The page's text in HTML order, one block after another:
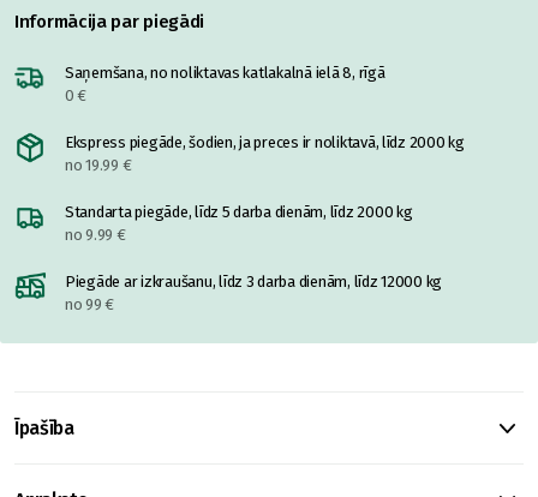
Informācija par piegādi
Saņemšana, no noliktavas katlakalnā ielā 8, rīgā
0 €
Ekspress piegāde, šodien, ja preces ir noliktavā, līdz 2000 kg
no 19.99 €
Standarta piegāde, līdz 5 darba dienām, līdz 2000 kg
no 9.99 €
Piegāde ar izkraušanu, līdz 3 darba dienām, līdz 12000 kg
no 99 €
Īpašība